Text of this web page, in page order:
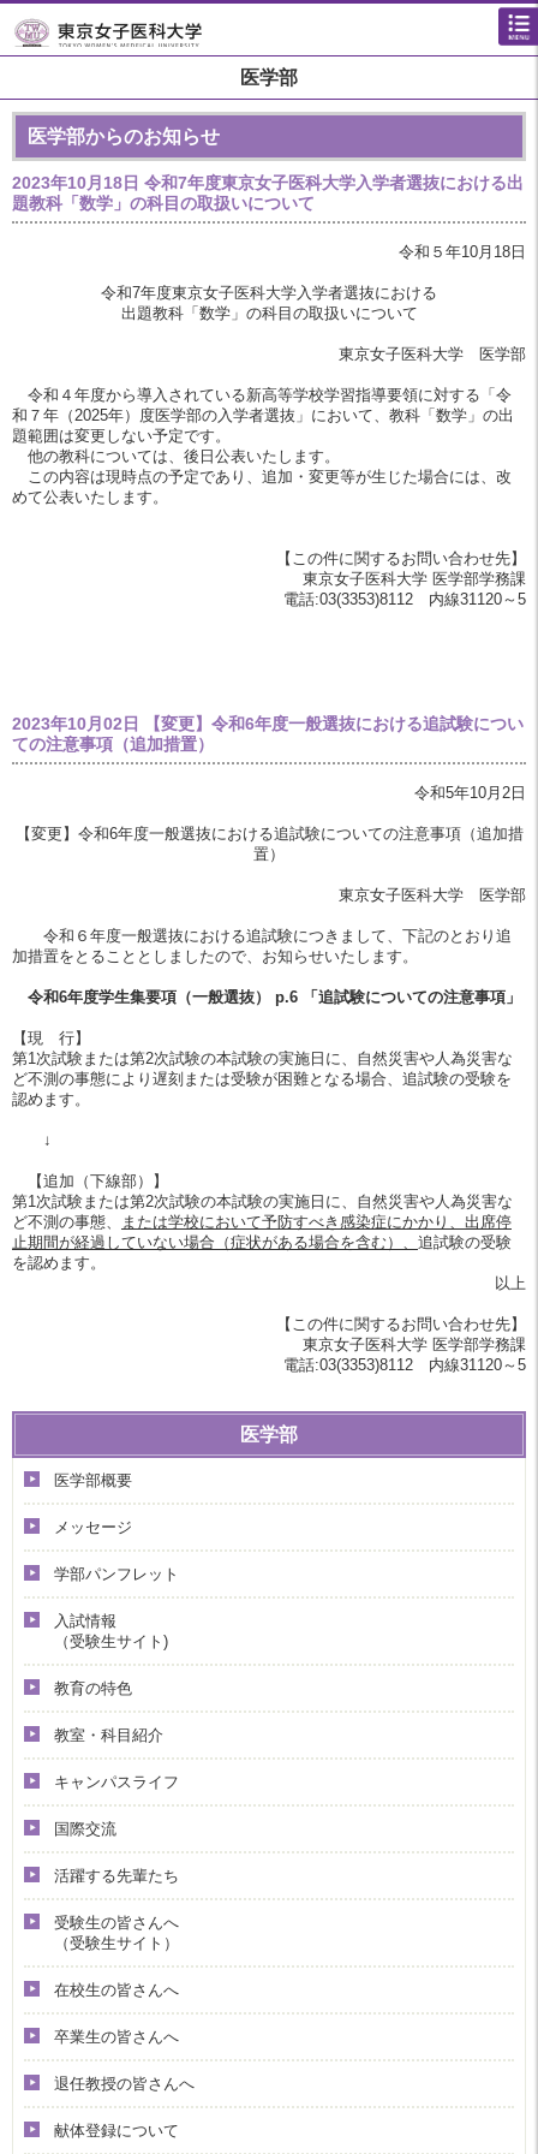
医学部
医学部からのお知らせ
2023年10月18日 令和7年度東京女子医科大学入学者選抜における出
題教科「数学」の科目の取扱いについて
令和５年10月18日
令和7年度東京女子医科大学入学者選抜における
出題教科「数学」の科目の取扱いについて
東京女子医科大学 医学部
令和４年度から導入されている新高等学校学習指導要領に対する「令
和７年（2025年）度医学部の入学者選抜」において、教科「数学」の出
題範囲は変更しない予定です。
他の教科については、後日公表いたします。
この内容は現時点の予定であり、追加・変更等が生じた場合には、改
めて公表いたします。
【この件に関するお問い合わせ先】
東京女子医科大学 医学部学務課
電話:03(3353)8112 内線31120～5
2023年10月02日
【変更】令和6年度一般選抜における追試験につい
ての注意事項（追加措置）
令和5年10月2日
【変更】令和6年度一般選抜における追試験についての注意事項（追加措
置）
東京女子医科大学 医学部
令和６年度一般選抜における追試験につきまして、下記のとおり追
加措置をとることとしましたので、お知らせいたします。
令和6年度学生集要項（一般選抜） p.6 「追試験についての注意事項」
【現 行】
第1次試験または第2次試験の本試験の実施日に、自然災害や人為災害な
ど不測の事態により遅刻または受験が困難となる場合、追試験の受験を
認めます。
↓
【追加（下線部）】
第1次試験または第2次試験の本試験の実施日に、自然災害や人為災害な
ど不測の事態、
または学校において予防すべき感染症にかかり、出席停
止期間が経過していない場合（症状がある場合を含む）、 追試験の受験
を認めます。
以上
【この件に関するお問い合わせ先】
東京女子医科大学 医学部学務課
電話:03(3353)8112 内線31120～5
医学部
医学部概要
メッセージ
学部パンフレット
入試情報
（受験生サイト)
教育の特色
教室・科目紹介
キャンパスライフ
国際交流
活躍する先輩たち
受験生の皆さんへ
（受験生サイト）
在校生の皆さんへ
卒業生の皆さんへ
退任教授の皆さんへ
献体登録について